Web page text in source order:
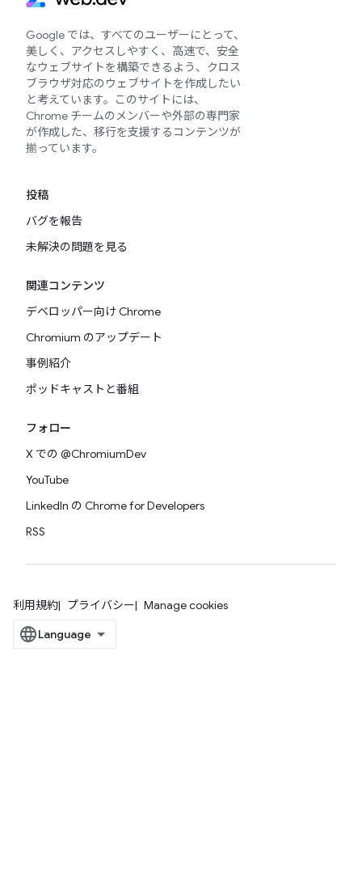
Google では、すべてのユーザーにとって、
美しく、アクセスしやすく、高速で、安全
なウェブサイトを構築できるよう、クロス
ブラウザ対応のウェブサイトを作成したい
と考えています。このサイトには、
Chrome チームのメンバーや外部の専門家
が作成した、移行を支援するコンテンツが
揃っています。
投稿
バグを報告
未解決の問題を見る
関連コンテンツ
デベロッパー向け Chrome
Chromium のアップデート
事例紹介
ポッドキャストと番組
フォロー
X での @ChromiumDev
YouTube
LinkedIn の Chrome for Developers
RSS
利用規約 プライバシー Manage cookies